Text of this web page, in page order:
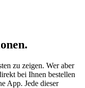
zu zeigen. Wer aber
bei Ihnen bestellen
App. Jede dieser